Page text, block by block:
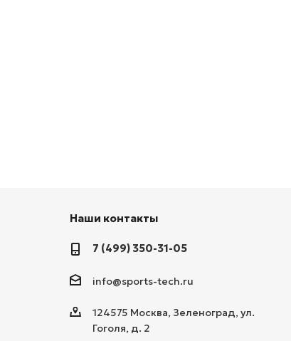
Наши контакты
7 (499) 350-31-05
info@sports-tech.ru
124575 Москва, Зеленоград, ул.
Гоголя, д. 2